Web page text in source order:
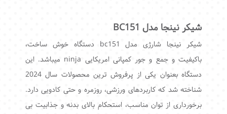
شیکر نینجا مدل BC151
شیکر نینجا شارژی مدل bc151 دستگاه خوش ساخت،
باکیفیت و جمع و جور کمپانی امریکایی ninja میباشد. این
دستگاه بعنوان یکی از پرفروش ترین محصولات سال 2024
شناخته شد که کاربردهای ورزشی، روزمره و حتی کادویی دارد.
برخورداری از توان مناسب، استحکام بالای بدنه و جذابیت بی